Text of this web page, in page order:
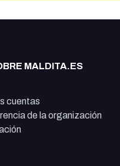
MALDITA.ES
cuentas
de la organización